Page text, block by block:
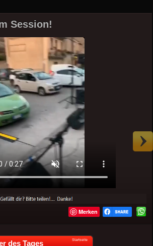
Session!
Merken
des Tages Startseite